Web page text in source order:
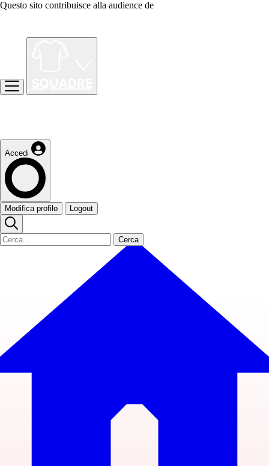
Questo sito contribuisce alla audience de
Accedi
Modifica profilo Logout
Cerca